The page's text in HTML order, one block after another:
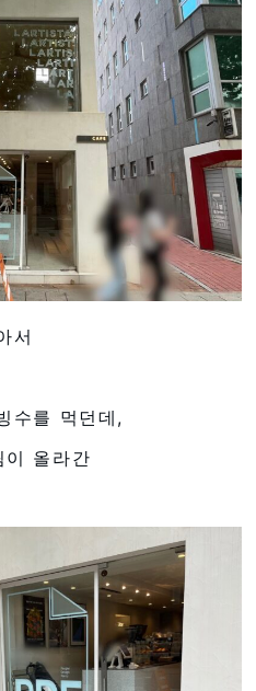
서
수를 먹던데,
이 올라간